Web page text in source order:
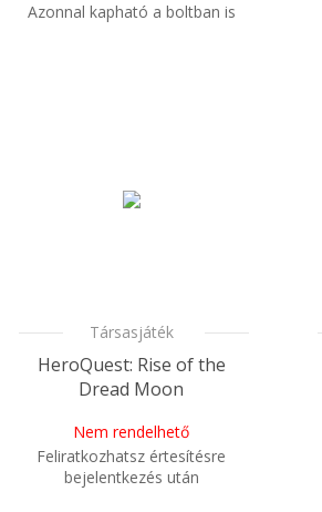
Azonnal kapható a boltban is
Társasjáték
HeroQuest: Rise of the
Dread Moon
Nem rendelhető
Feliratkozhatsz értesítésre
bejelentkezés után